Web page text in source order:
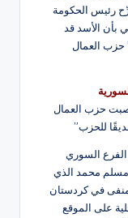
رئيس الحكومة
بأن الأسد قد
حزب العمال
حزب العمال
للحزب”
السوري
مسلم محمد الذي
في كردستان
على الموقع